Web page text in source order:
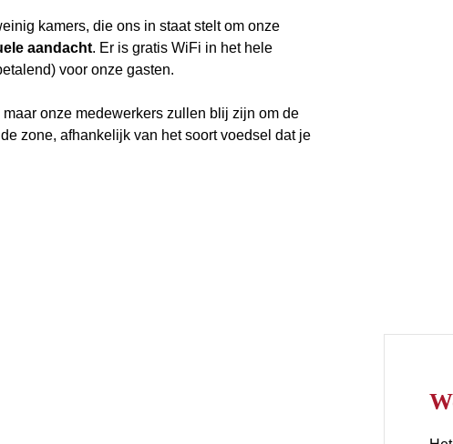
kamers, die ons in staat stelt om onze
aandacht. Er is gratis WiFi in het hele
voor onze gasten.
onze medewerkers zullen blij zijn om de
zone, afhankelijk van het soort voedsel dat je